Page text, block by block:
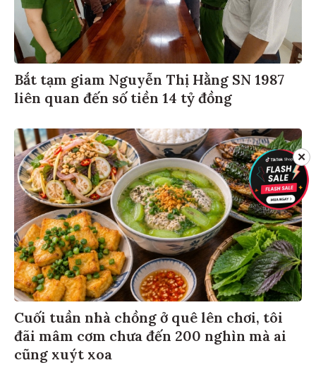
Bắt tạm giam Nguyễn Thị Hằng SN 1987
liên quan đến số tiền 14 tỷ đồng
Cuối tuần nhà chồng ở quê lên chơi, tôi
đãi mâm cơm chưa đến 200 nghìn mà ai
cũng xuýt xoa
✕